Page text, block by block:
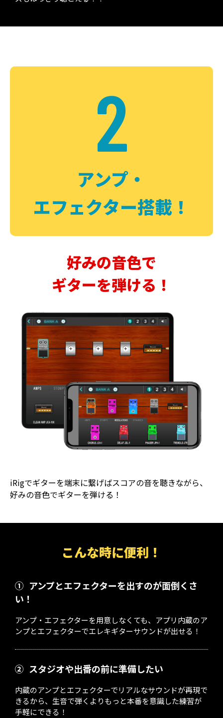
2
アンプ・
エフェクター搭載！
好みの音色で
ギターを弾ける！
iRigでギターを端末に繋げばスコアの音を聴きながら、
好みの音色でギターを弾ける！
こんな時に便利！
① アンプとエフェクターを出すのが面倒くさ
い！
アンプ・エフェクターを用意しなくても、アプリ内蔵のア
ンプとエフェクターでエレキギターサウンドが出せる！
② スタジオや出番の前に準備したい
内蔵のアンプとエフェクターでリアルなサウンドが再現で
きるから、生音で弾くよりもっと本番を意識した練習が
手軽にできる！